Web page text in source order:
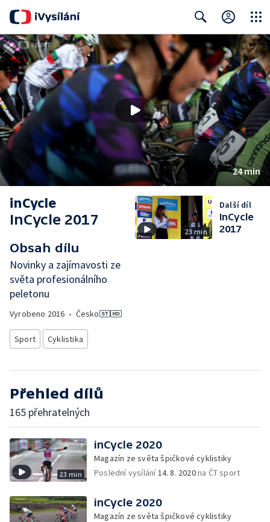
Search Close
24 min
inCycle
InCycle 2017
Obsah dílu
Novinky a zajímavosti ze
světa profesionálního
peletonu
Vyrobeno 2016 • Česko
Sport Cyklistika
23 min
Další díl
InCycle
2017
Přehled dílů
165 přehratelných
23 min
inCycle 2020
Magazín ze světa špičkové cyklistiky
Poslední vysílání14. 8. 2020na ČT sport
inCycle 2020
Magazín ze světa špičkové cyklistiky